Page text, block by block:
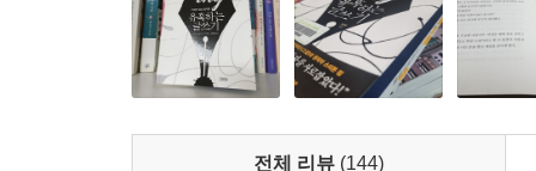
이러한 글쓰기의 가장 큰 맥락부터 수동태와 부
방법들, 좋은 글을 쓰기 위한 연장들 등에 관해서
전체 리뷰 (144)